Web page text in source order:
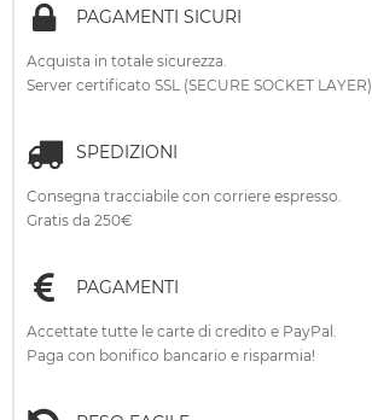
PAGAMENTI SICURI
Acquista in totale sicurezza.
Server certificato SSL (SECURE SOCKET LAYER)
SPEDIZIONI
Consegna tracciabile con corriere espresso.
Gratis da 250€
PAGAMENTI
Accettate tutte le carte di credito e PayPal.
Paga con bonifico bancario e risparmia!